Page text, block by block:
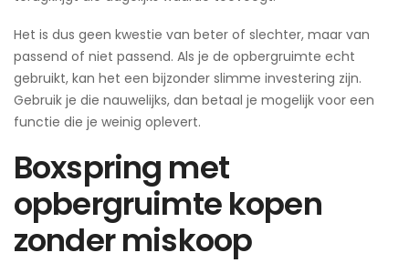
Het is dus geen kwestie van beter of slechter, maar van
passend of niet passend. Als je de opbergruimte echt
gebruikt, kan het een bijzonder slimme investering zijn.
Gebruik je die nauwelijks, dan betaal je mogelijk voor een
functie die je weinig oplevert.
Boxspring met
opbergruimte kopen
zonder miskoop